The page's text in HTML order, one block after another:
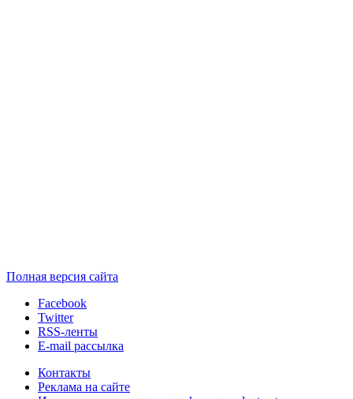
Полная версия сайта
Facebook
Twitter
RSS-ленты
E-mail рассылка
Контакты
Реклама на сайте